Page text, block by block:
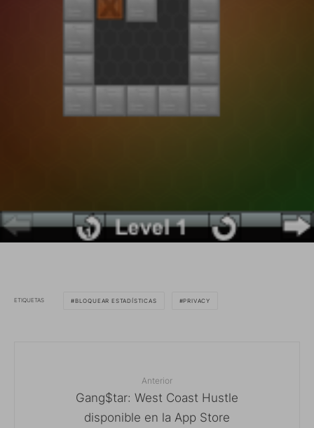
ETIQUETAS BLOQUEAR ESTADÍSTICAS PRIVACY
Anterior
Gang$tar: West Coast Hustle
disponible en la App Store